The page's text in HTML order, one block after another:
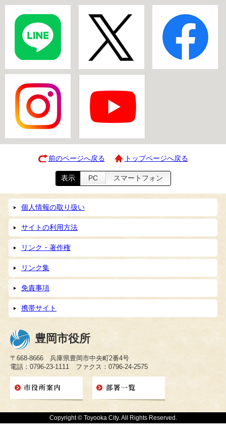
前のページへ戻る トップページへ戻る
表示 PC スマートフォン
個人情報の取り扱い
サイトの利用方法
リンク・著作権
リンク集
免責事項
携帯サイト
豊岡市役所
〒668-8666 兵庫県豊岡市中央町2番4号
電話：0796-23-1111 ファクス：0796-24-2575
Copyright © Toyooka City. All Rights Reserved.